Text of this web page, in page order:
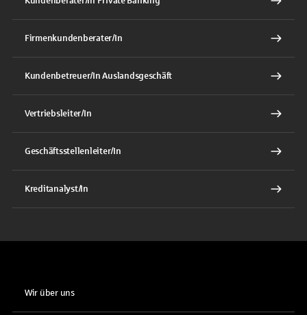
Firmenkundenberater/In
Kundenbetreuer/In Auslandsgeschäft
Vertriebsleiter/In
Geschäftsstellenleiter/In
Kreditanalyst/In
Wir über uns